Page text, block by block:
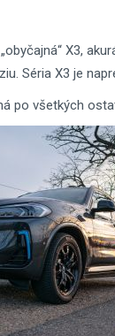
X3,
Séria X3 je
po všetkých